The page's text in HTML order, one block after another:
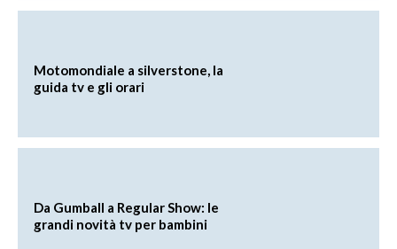
Motomondiale a silverstone, la
guida tv e gli orari
Da Gumball a Regular Show: le
grandi novità tv per bambini